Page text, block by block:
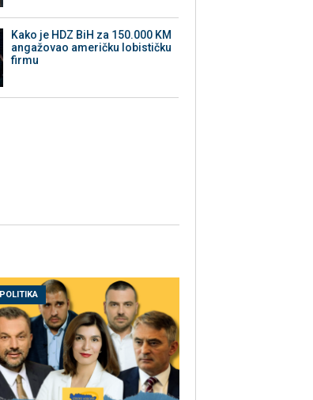
Kako je HDZ BiH za 150.000 KM
angažovao američku lobističku
firmu
POLITIKA